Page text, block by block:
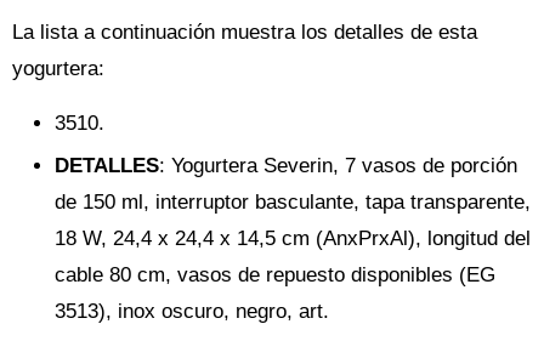
La lista a continuación muestra los detalles de esta
yogurtera:
3510.
DETALLES: Yogurtera Severin, 7 vasos de porción
de 150 ml, interruptor basculante, tapa transparente,
18 W, 24,4 x 24,4 x 14,5 cm (AnxPrxAl), longitud del
cable 80 cm, vasos de repuesto disponibles (EG
3513), inox oscuro, negro, art.